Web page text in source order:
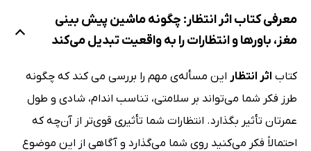
معرفی کتاب اثر انتظار: چگونه ماشین پیش بینی
مغز، باورها و انتظارات را به واقعیت تبدیل می‌کند
کتاب اثر انتظار این مسأله‌ی مهم را بررسی می کند که چگونه
طرز فکر شما می‌تواند بر سلامتی، تناسب اندام، شادی و طول
عمرتان تأثیر بگذارد. انتظارات شما تأثیری قوی‌تر از آن‌چه که
احتمالاً فکر می‌کنید روی شما می‌گذارد و آگاهی از این موضوع